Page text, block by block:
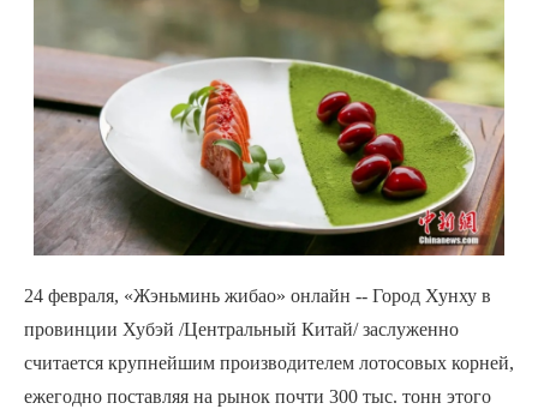
24 февраля, «Жэньминь жибао» онлайн -- Город Хунху в
провинции Хубэй /Центральный Китай/ заслуженно
считается крупнейшим производителем лотосовых корней,
ежегодно поставляя на рынок почти 300 тыс. тонн этого